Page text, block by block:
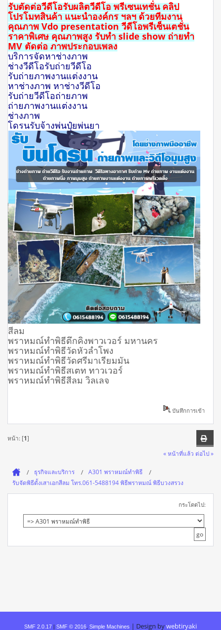
รับตัดต่อวีดีโอรับผลิตวีดีโอ พรีเซนเทชั่น คลิป
โปรโมทสินค้า แนะนำองค์กร ฯลฯ ด้วยทีมงาน
คุณภาพ Vdo presentation วีดีโอพรีเซ็นเตชั่น
ราคาพิเศษ คุณภาพสูง รับทำ slide show ถ่ายทำ
MV ตัดต่อ ภาพประกอบเพลง
บริการจัดหาช่างภาพ
ช่างวีดีโอรับถ่ายวีดีโอ
รับถ่ายภาพงานแต่งงาน
หาช่างภาพ หาช่างวีดีโอ
รับถ่ายวีดีโอถ่ายภาพ
ถ่ายภาพงานแต่งงาน
ช่างภาพ
โดรนรับจ้างพ่นปุ๋ยพ่นยา
สีลม
พราหมณ์ทำพิธีตึกคิงพาวเวอร์ มหานคร
พราหมณ์ทำพิธีวัดหัวลำโพง
พราหมณ์ทำพิธีวัดศรีมาเรียมมัน
พราหมณ์ทำพิธีสเตท ทาวเวอร์
พราหมณ์ทำพิธีสีลม วิลเลจ
บันทึกการเข้า
หน้า: [1]
« หน้าที่แล้ว ต่อไป »
ธุรกิจและบริการ
A301 พราหมณ์ทำพิธี
รับจัดพิธีตั้งเสาเอกสีลม โทร.061-5488194 พิธีพราหมณ์ พิธีบวงสรวง
กระโดดไป:
SMF 2.0.17 SMF © 2016, Simple Machines | Design bywebtiryaki